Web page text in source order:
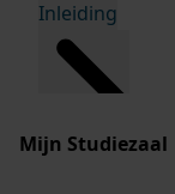
Inleiding
Mijn Studiezaal